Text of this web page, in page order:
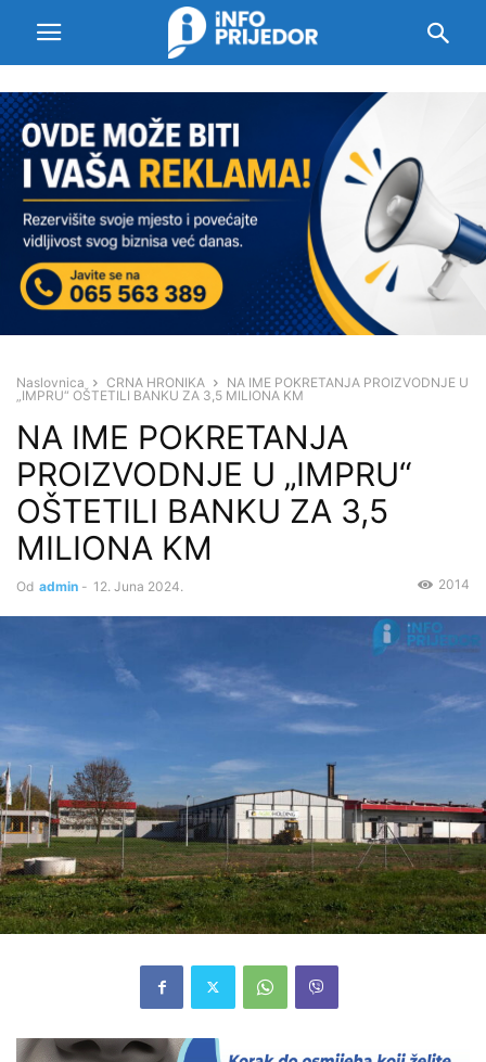
Naslovnica CRNA HRONIKA
NA IME POKRETANJA PROIZVODNJE U
„IMPRU“ OŠTETILI BANKU ZA 3,5 MILIONA KM
NA IME POKRETANJA
PROIZVODNJE U „IMPRU“
OŠTETILI BANKU ZA 3,5
MILIONA KM
Od admin - 12. Juna 2024. 2014